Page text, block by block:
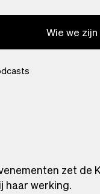
Wie we zijn
zet
haar werking.